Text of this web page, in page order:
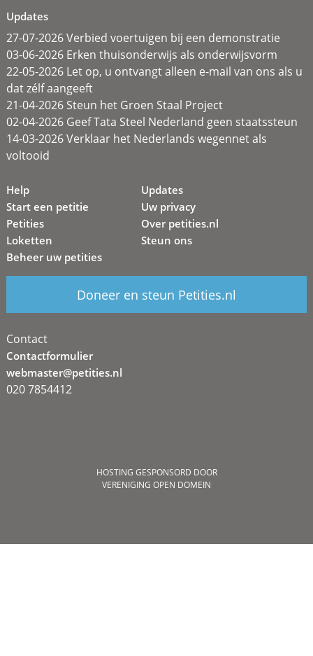
Updates
27-07-2026 Verbied voertuigen bij een demonstratie
03-06-2026 Erken thuisonderwijs als onderwijsvorm
22-05-2026 Let op, u ontvangt alleen e-mail van ons als u
dat zélf aangeeft
21-04-2026 Steun het Groen Staal Project
02-04-2026 Geef Tata Steel Nederland geen staatssteun
14-03-2026 Verklaar het Nederlands wegennet als
voltooid
Help
Start een petitie
Petities
Loketten
Beheer uw petities
Updates
Uw privacy
Over petities.nl
Steun ons
Doneer en steun Petities.nl
Contact
Contactformulier
webmaster@petities.nl
020 7854412
HOSTING GESPONSORD DOOR
VERENIGING OPEN DOMEIN